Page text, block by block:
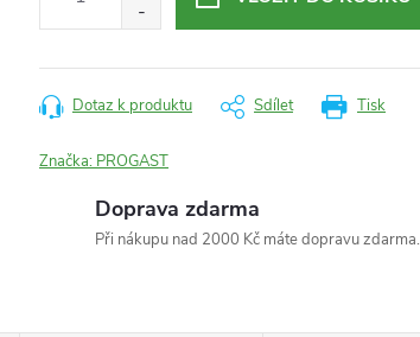
Tisk
Dotaz k produktu Sdílet
Značka: PROGAST
Doprava zdarma
Při nákupu nad 2000 Kč máte dopravu zdarma.